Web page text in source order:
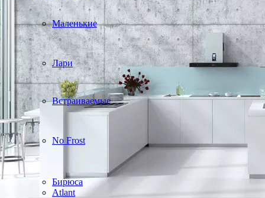
Маленькие
Лари
Встраиваемые
No Frost
Бирюса
Atlant